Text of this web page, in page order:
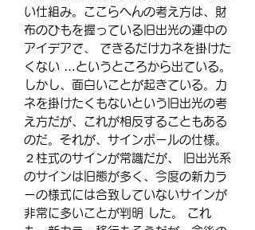
い仕組み。ここらへんの考え方は、財
布のひもを握っている旧出光の連中の
アイデアで、 できるだけカネを掛けた
くない …というところから出ている。
しかし、面白いことが起きている。カ
ネを掛けたくもないという旧出光の考
え方だが、これが相反することもある
のだ。それが、サインポールの仕様。
２柱式のサインが常識だが、 旧出光系
のサインは旧態が多く、今度の新カラ
ーの様式には合致していないサインが
非常に多いことが判明 した。 これ